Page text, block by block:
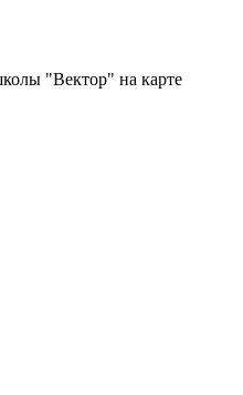
"Вектор" на карте